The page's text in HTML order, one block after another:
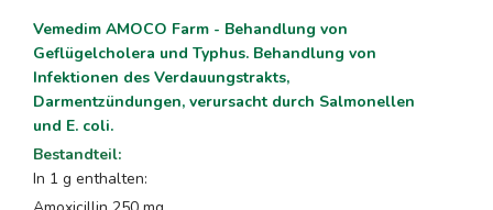
Vemedim AMOCO Farm - Behandlung von
Geflügelcholera und Typhus. Behandlung von
Infektionen des Verdauungstrakts,
Darmentzündungen, verursacht durch Salmonellen
und E. coli.
Bestandteil:
In 1 g enthalten: